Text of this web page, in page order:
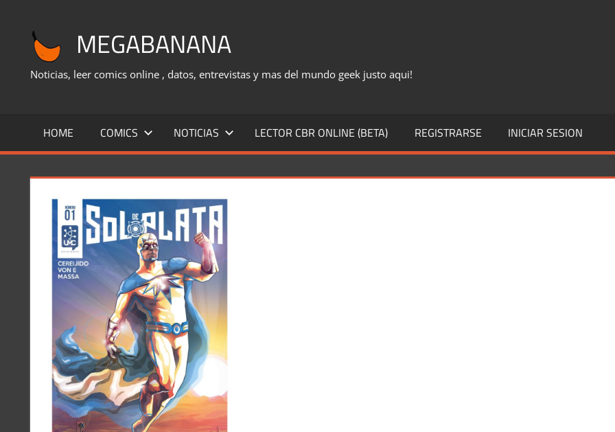
contenido
MEGABANANA
Noticias, leer comics online , datos, entrevistas y mas del mundo geek justo aqui!
HOME COMICS NOTICIAS LECTOR CBR ONLINE (BETA) REGISTRARSE INICIAR SESION